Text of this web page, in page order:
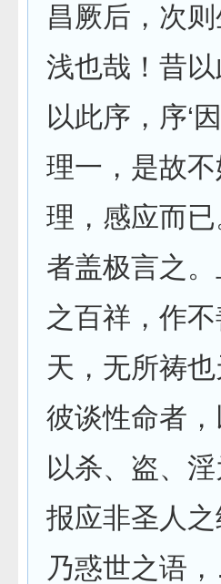
昌厥后，次
浅也哉！昔以
以此序，序‘
理一，是故
理，感应而
者盖极言之
之百祥，作
天，无所祷
彼谈性命者
以杀、盗、
报应非圣人
乃惑世之语